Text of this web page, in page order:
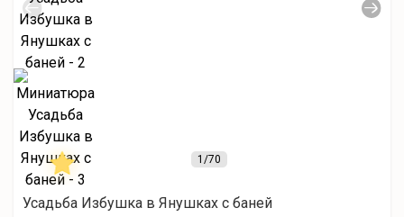
1/70
Усадьба Избушка в Янушках с баней